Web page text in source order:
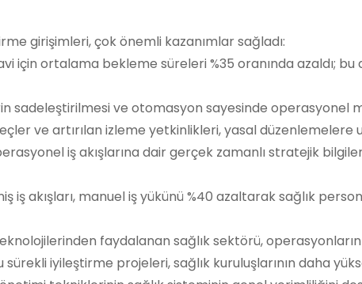
girişimleri, çok önemli kazanımlar sağladı:
için ortalama bekleme süreleri %35 oranında azaldı;
sadeleştirilmesi ve otomasyon sayesinde operasyonel
ve artırılan izleme yetkinlikleri, yasal düzenlemelere
iş akışlarına dair gerçek zamanlı stratejik
iş akışları, manuel iş yükünü %40 azaltarak sağlık
faydalanan sağlık sektörü,
iyileştirme projeleri, sağlık kuruluşlarının daha